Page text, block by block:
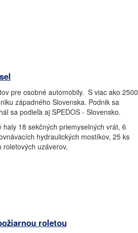
pre osobné automobily. S viac ako 2500
západného Slovenska. Podnik sa
sa podieľa aj SPEDOS - Slovensko.
18 sekčných priemyselných vrát, 6
hydraulických mostíkov, 25 ks
uzáverov.
roletou